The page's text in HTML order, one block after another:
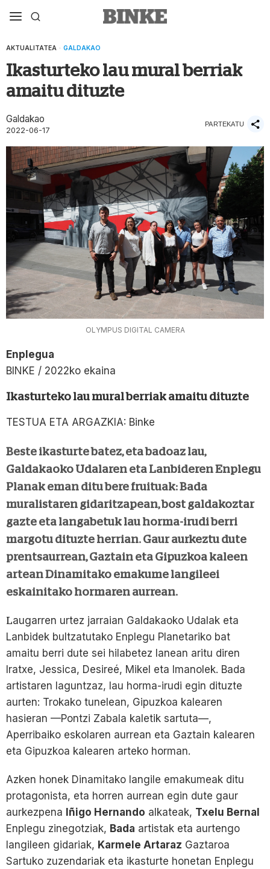
AKTUALITATEA · GALDAKAO
Ikasturteko lau mural berriak
amaitu dituzte
Galdakao
2022-06-17
PARTEKATU
OLYMPUS DIGITAL CAMERA
Enplegua
BINKE / 2022ko ekaina
Ikasturteko lau mural berriak amaitu dituzte
TESTUA ETA ARGAZKIA: Binke
Beste ikasturte batez, eta badoaz lau,
Galdakaoko Udalaren eta Lanbideren Enplegu
Planak eman ditu bere fruituak: Bada
muralistaren gidaritzapean, bost galdakoztar
gazte eta langabetuk lau horma-irudi berri
margotu dituzte herrian. Gaur aurkeztu dute
prentsaurrean, Gaztain eta Gipuzkoa kaleen
artean Dinamitako emakume langileei
eskainitako hormaren aurrean.
Laugarren urtez jarraian Galdakaoko Udalak eta
Lanbidek bultzatutako Enplegu Planetariko bat
amaitu berri dute sei hilabetez lanean aritu diren
Iratxe, Jessica, Desireé, Mikel eta Imanolek. Bada
artistaren laguntzaz, lau horma-irudi egin dituzte
aurten: Trokako tunelean, Gipuzkoa kalearen
hasieran —Pontzi Zabala kaletik sartuta—,
Aperribaiko eskolaren aurrean eta Gaztain kalearen
eta Gipuzkoa kalearen arteko horman.
Azken honek Dinamitako langile emakumeak ditu
protagonista, eta horren aurrean egin dute gaur
aurkezpena Iñigo Hernando alkateak, Txelu Bernal
Enplegu zinegotziak, Bada artistak eta aurtengo
langileen gidariak, Karmele Artaraz Gaztaroa
Sartuko zuzendariak eta ikasturte honetan Enplegu